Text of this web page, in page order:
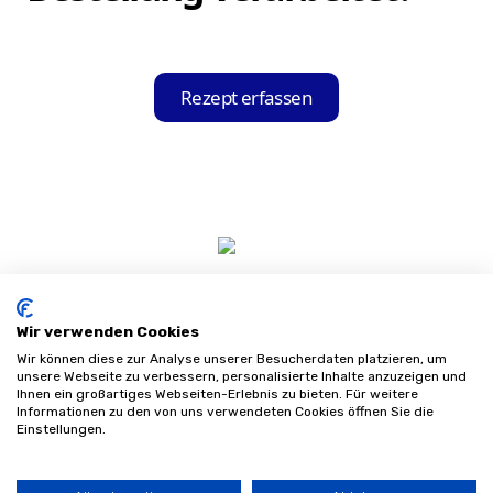
Liste auswählen und Ihre Bestellung direkt
über die App aufgeben.
korrekt verarbeitet und in Echtzeit an das
ausgewählte Sanitätshaus übertragen.
Rezept erfassen
Sitemap
Wir verwenden Cookies
Wir können diese zur Analyse unserer Besucherdaten platzieren, um
unsere Webseite zu verbessern, personalisierte Inhalte anzuzeigen und
Ihnen ein großartiges Webseiten-Erlebnis zu bieten. Für weitere
Informationen zu den von uns verwendeten Cookies öffnen Sie die
Einstellungen.